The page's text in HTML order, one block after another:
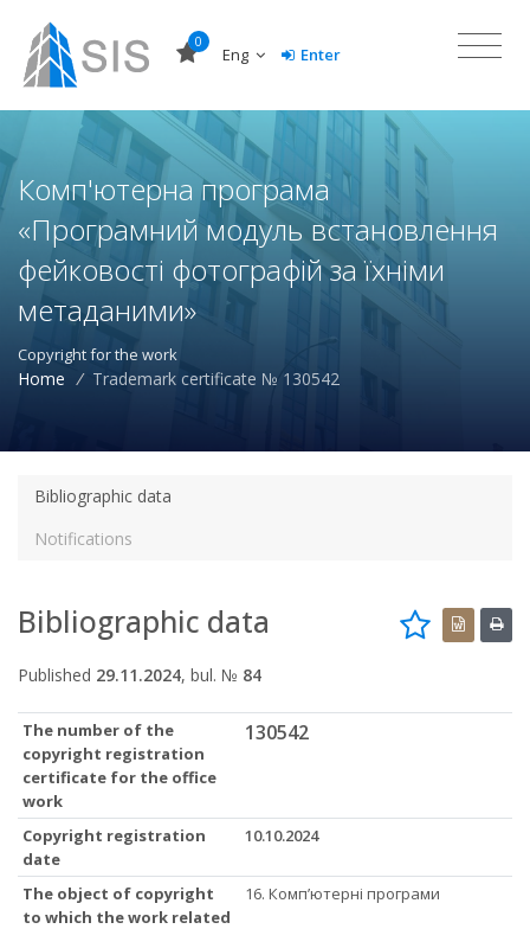
0
Eng Enter
Комп'ютерна програма
«Програмний модуль встановлення
фейковості фотографій за їхніми
метаданими»
Copyright for the work
Home / Trademark certificate № 130542
Bibliographic data
Notifications
Bibliographic data
Published 29.11.2024, bul. № 84
The number of the
copyright registration
certificate for the office
work
130542
Copyright registration
date
10.10.2024
The object of copyright
to which the work related
16. Комп’ютерні програми